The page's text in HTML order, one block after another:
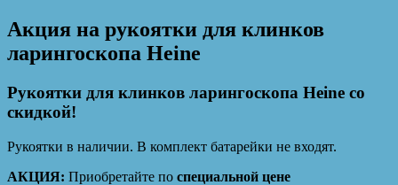
Акция на рукоятки для клинков
ларингоскопа Heine
Рукоятки для клинков ларингоскопа Heine со
скидкой!
Рукоятки в наличии. В комплект батарейки не входят.
АКЦИЯ: Приобретайте по специальной цене